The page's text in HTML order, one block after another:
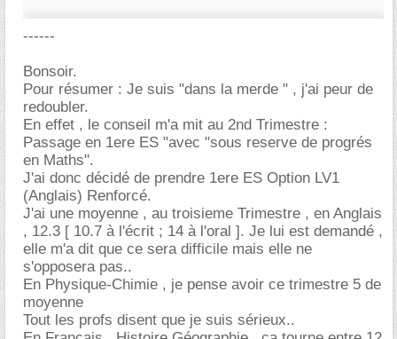
------
Bonsoir.
Pour résumer : Je suis "dans la merde " , j'ai peur de
redoubler.
En effet , le conseil m'a mit au 2nd Trimestre :
Passage en 1ere ES "avec "sous reserve de progrés
en Maths".
J'ai donc décidé de prendre 1ere ES Option LV1
(Anglais) Renforcé.
J'ai une moyenne , au troisieme Trimestre , en Anglais
, 12.3 [ 10.7 à l'écrit ; 14 à l'oral ]. Je lui est demandé ,
elle m'a dit que ce sera difficile mais elle ne
s'opposera pas..
En Physique-Chimie , je pense avoir ce trimestre 5 de
moyenne
Tout les profs disent que je suis sérieux..